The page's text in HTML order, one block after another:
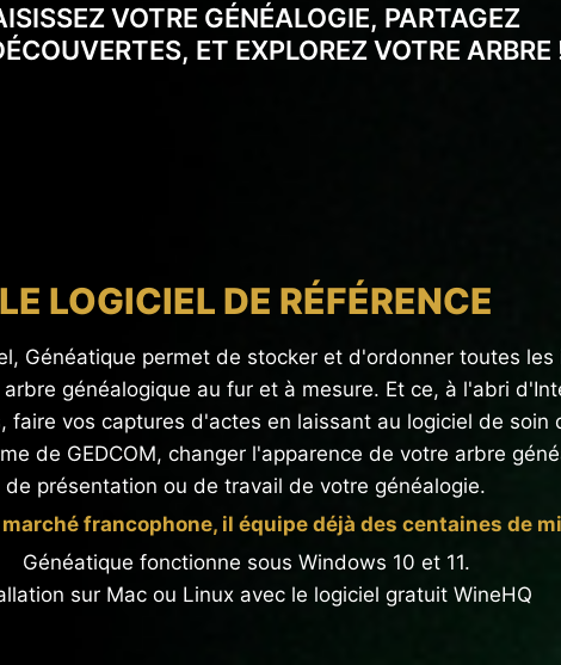
VOTRE GÉNÉALOGIE, PARTAGEZ
ET EXPLOREZ VOTRE ARBRE
LE LOGICIEL DE RÉFÉRENCE
Généatique permet de stocker et d'ordonner toutes
généalogique au fur et à mesure. Et ce, à l'abri
vos captures d'actes en laissant au logiciel de
de GEDCOM, changer l'apparence de votre arbre
de présentation ou de travail de votre généalogie.
francophone, il équipe déjà des centaines de
Généatique fonctionne sous Windows 10 et 11.
sur Mac ou Linux avec le logiciel gratuit WineHQ